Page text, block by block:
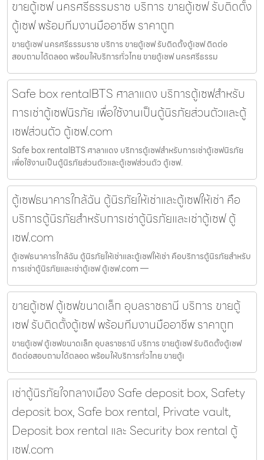
ขายตู้เซฟ นครศรีธรรมราช บริการ ขายตู้เซฟ รับติดตั้ง
ตู้เซฟ พร้อมทีมงานมืออาชีพ ราคาถูก
ขายตู้เซฟ นครศรีธรรมราช บริการ ขายตู้เซฟ รับติดตั้งตู้เซฟ ติดต่อ
สอบถามได้ตลอด พร้อมให้บริการทั่วไทย ขายตู้เซฟ นครศรีธรรม
Safe box rentalBTS ศาลาแดง บริการตู้เซฟสำหรับ
การเช่าตู้เซฟนิรภัย เพื่อใช้งานเป็นตู้นิรภัยส่วนตัวและตู้
เซฟส่วนตัว ตู้เซฟ.com
Safe box rentalBTS ศาลาแดง บริการตู้เซฟสำหรับการเช่าตู้เซฟนิรภัย
เพื่อใช้งานเป็นตู้นิรภัยส่วนตัวและตู้เซฟส่วนตัว ตู้เซฟ.
ตู้เซฟธนาคารใกล้ฉัน ตู้นิรภัยให้เช่าและตู้เซฟให้เช่า คือ
บริการตู้นิรภัยสำหรับการเช่าตู้นิรภัยและเช่าตู้เซฟ ตู้
เซฟ.com
ตู้เซฟธนาคารใกล้ฉัน ตู้นิรภัยให้เช่าและตู้เซฟให้เช่า คือบริการตู้นิรภัยสำหรับ
การเช่าตู้นิรภัยและเช่าตู้เซฟ ตู้เซฟ.com —
ขายตู้เซฟ ตู้เซฟขนาดเล็ก อุบลราชธานี บริการ ขายตู้
เซฟ รับติดตั้งตู้เซฟ พร้อมทีมงานมืออาชีพ ราคาถูก
ขายตู้เซฟ ตู้เซฟขนาดเล็ก อุบลราชธานี บริการ ขายตู้เซฟ รับติดตั้งตู้เซฟ
ติดต่อสอบถามได้ตลอด พร้อมให้บริการทั่วไทย ขายตู้เ
เช่าตู้นิรภัยใจกลางเมือง Safe deposit box, Safety
deposit box, Safe box rental, Private vault,
Deposit box rental และ Security box rental ตู้
เซฟ.com